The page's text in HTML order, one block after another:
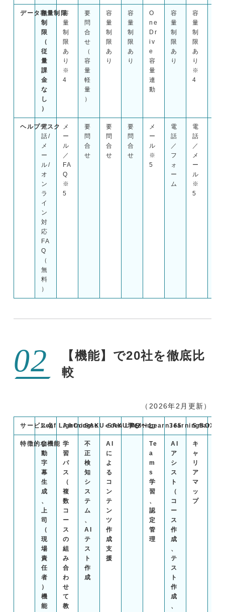
データ容量制限
無
制
限
（
従
量
課
金
な
し
）
容
量
制
限
あ
り
※
4
要
問
合
せ
（
容
量
軽
量
）
容
量
制
限
あ
り
容
量
制
限
あ
り
O
ne
Dr
iv
e
容
量
連
動
容
量
制
限
あ
り
容
量
制
限
あ
り
※
4
ヘルプデスク
電
話/
メ
ー
ル/
オ
ン
ラ
イ
ン
対
応
FA
Q
（
無
料
）
メ
ー
ル
／
FA
Q
※
5
要
問
合
せ
要
問
合
せ
要
問
合
せ
メ
ー
ル
※
5
電
話
／
フ
ォ
ー
ム
電
話
／
メ
ー
ル
※
5
【機能】で20社を徹底比
較
（2026年2月更新）
サービス名Leaf Lightning
AirCourseSAKU-SAKU Testing
eden LMS学び〜とLearn365learningBOX
Smart
特徴的な機能
自
動
字
幕
生
成
、
上
司
（
現
場
責
任
者
）
機
能
学
習
パ
ス
（
複
数
コ
ー
ス
の
組
み
合
わ
せ
て
教
不
正
検
知
シ
ス
テ
ム
、
AI
テ
ス
ト
作
成
AI
に
よ
る
コ
ン
テ
ン
ツ
作
成
支
援
Te
a
m
s
学
習
、
認
定
管
理
AI
ア
シ
ス
ト
（
コ
ー
ス
作
成
、
テ
ス
ト
作
成
、
キ
ャ
リ
ア
マ
ッ
プ